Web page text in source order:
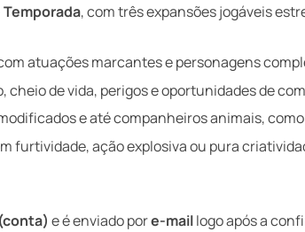
Temporada, com três expansões jogáveis
atuações marcantes e personagens
cheio de vida, perigos e oportunidades de
e até companheiros animais,
furtividade, ação explosiva ou pura
e é enviado pore-maillogo após a